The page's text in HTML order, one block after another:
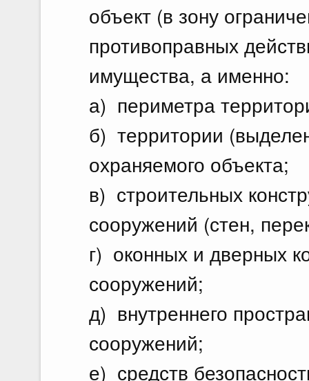
объект (в зону
противоправных
имущества, а именно:
а) периметра
б) территории
охраняемого объекта;
в) строительных
сооружений (стен,
г) оконных и дверных
сооружений;
д) внутреннего
сооружений;
е) средств